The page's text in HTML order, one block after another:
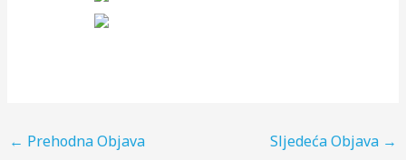
← Prehodna Objava Sljedeća Objava →